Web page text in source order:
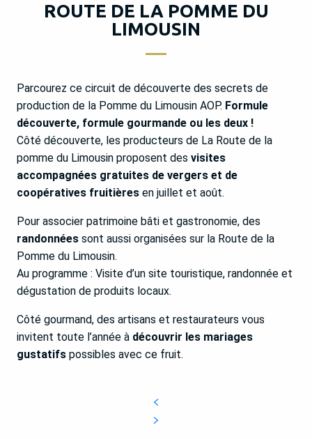
ROUTE DE LA POMME DU
LIMOUSIN
Parcourez ce circuit de découverte des secrets de
production de la Pomme du Limousin AOP. Formule
découverte, formule gourmande ou les deux !
Côté découverte, les producteurs de La Route de la
pomme du Limousin proposent des visites
accompagnées gratuites de vergers et de
coopératives fruitières en juillet et août.
Pour associer patrimoine bâti et gastronomie, des
randonnées sont aussi organisées sur la Route de la
Pomme du Limousin.
Au programme : Visite d’un site touristique, randonnée et
dégustation de produits locaux.
Côté gourmand, des artisans et restaurateurs vous
invitent toute l’année à découvrir les mariages
gustatifs possibles avec ce fruit.